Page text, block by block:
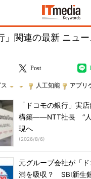
」関連の最新 ニュ
Post
人工知能 アプリ
「ドコモの銀行」実
構築――NTT社長 “人
現へ
(2026/8/6)
元グループ会社が「
満を吸収？ SBI新生